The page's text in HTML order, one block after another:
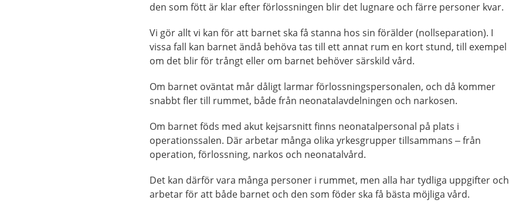
den som fött är klar efter förlossningen blir det lugnare och färre personer kvar.
Vi gör allt vi kan för att barnet ska få stanna hos sin förälder (nollseparation). I
vissa fall kan barnet ändå behöva tas till ett annat rum en kort stund, till exempel
om det blir för trångt eller om barnet behöver särskild vård.
Om barnet oväntat mår dåligt larmar förlossningspersonalen, och då kommer
snabbt fler till rummet, både från neonatalavdelningen och narkosen.
Om barnet föds med akut kejsarsnitt finns neonatalpersonal på plats i
operationssalen. Där arbetar många olika yrkesgrupper tillsammans – från
operation, förlossning, narkos och neonatalvård.
Det kan därför vara många personer i rummet, men alla har tydliga uppgifter och
arbetar för att både barnet och den som föder ska få bästa möjliga vård.